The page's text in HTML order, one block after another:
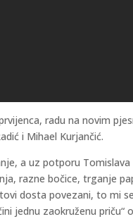
radu na novim
i Mihael Kurjančić.
a uz potporu
razne bočice, trganje
dosta povezani, to mi
jednu zaokruženu priču“